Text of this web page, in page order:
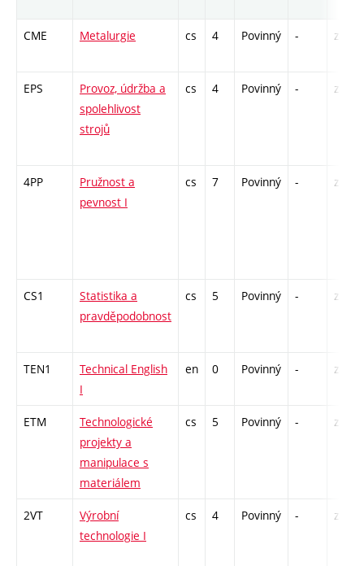
CME Metalurgie cs 4 Povinný - zá,zk
EPS
Provoz, údržba a
spolehlivost
strojů
cs 4 Povinný - zá,zk
4PP
Pružnost a
pevnost I
cs 7 Povinný - zá,zk
CS1
Statistika a
pravděpodobnost
cs 5 Povinný - zá,zk
TEN1
Technical English
I
en 0 Povinný - zá
ETM
Technologické
projekty a
manipulace s
materiálem
cs 5 Povinný - zá,zk
2VT
Výrobní
technologie I
cs 4 Povinný - zá,zk